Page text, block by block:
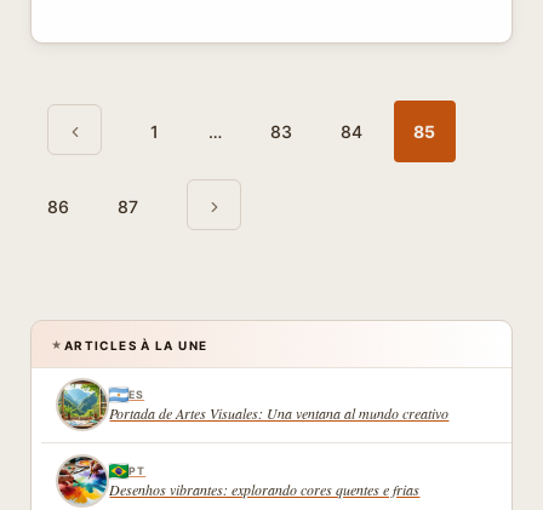
« RÉFORME
:
D’ABORD
ŒUVRE
Navigation
page
Page
précédente
1 … 83 84 85
86 87
Page
suivante
★ ARTICLES À LA UNE
ES
Portada de Artes Visuales: Una ventana al mundo creativo
PT
Desenhos vibrantes: explorando cores quentes e frias